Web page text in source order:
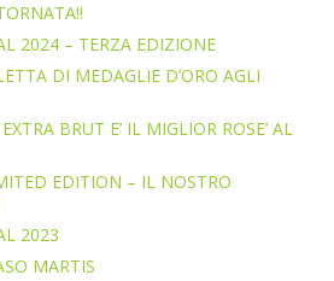
2024 – TERZA EDIZIONE
DI MEDAGLIE D’ORO AGLI
BRUT E’ IL MIGLIOR ROSE’ AL
EDITION – IL NOSTRO
2023
MARTIS